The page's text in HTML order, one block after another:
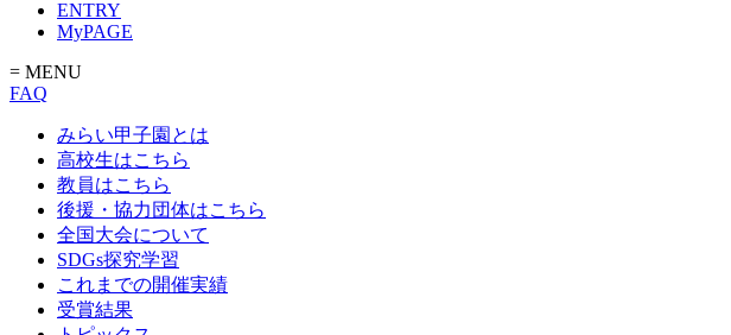
ENTRY
MyPAGE
= MENU
FAQ
みらい甲子園とは
高校生はこちら
教員はこちら
後援・協力団体はこちら
全国大会について
SDGs探究学習
これまでの開催実績
受賞結果